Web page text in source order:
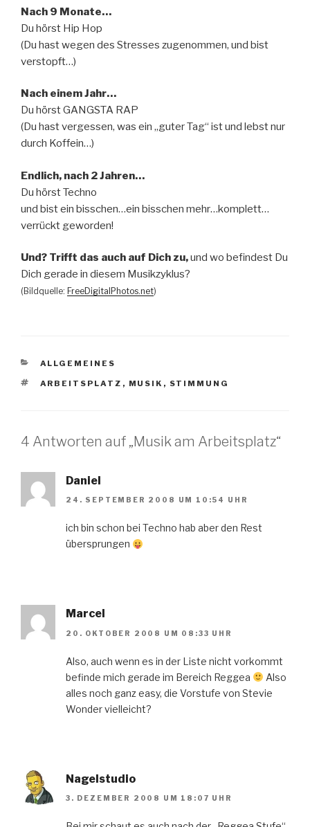
Nach 9 Monate…
Du hörst Hip Hop
(Du hast wegen des Stresses zugenommen, und bist
verstopft…)
Nach einem Jahr…
Du hörst GANGSTA RAP
(Du hast vergessen, was ein „guter Tag“ ist und lebst nur
durch Koffein…)
Endlich, nach 2 Jahren…
Du hörst Techno
und bist ein bisschen…ein bisschen mehr…komplett…
verrückt geworden!
Und? Trifft das auch auf Dich zu,und wo befindest Du
Dich gerade in diesem Musikzyklus?
(Bildquelle: FreeDigitalPhotos.net)
KATEGORIEN
ALLGEMEINES
SCHLAGWÖRTER
ARBEITSPLATZ , MUSIK , STIMMUNG
4 Antworten auf „Musik am Arbeitsplatz“
Daniel
24. SEPTEMBER 2008 UM 10:54 UHR
ich bin schon bei Techno hab aber den Rest
übersprungen
Marcel
20. OKTOBER 2008 UM 08:33 UHR
Also, auch wenn es in der Liste nicht vorkommt
befinde mich gerade im Bereich Reggea
Also
alles noch ganz easy, die Vorstufe von Stevie
Wonder vielleicht?
Nagelstudio
3. DEZEMBER 2008 UM 18:07 UHR